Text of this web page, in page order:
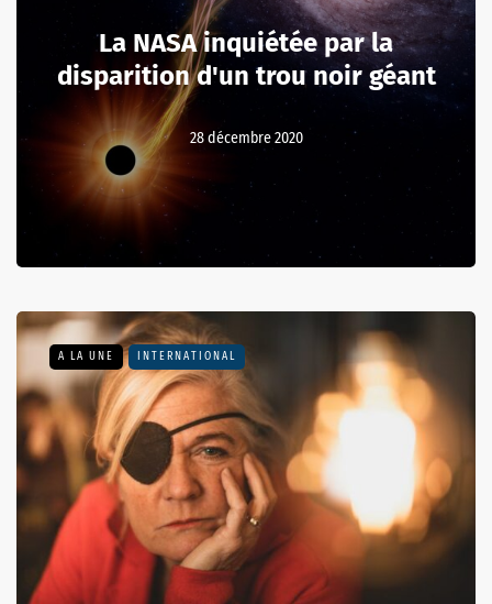
La NASA inquiétée par la
disparition d'un trou noir géant
28 décembre 2020
A LA UNE INTERNATIONAL